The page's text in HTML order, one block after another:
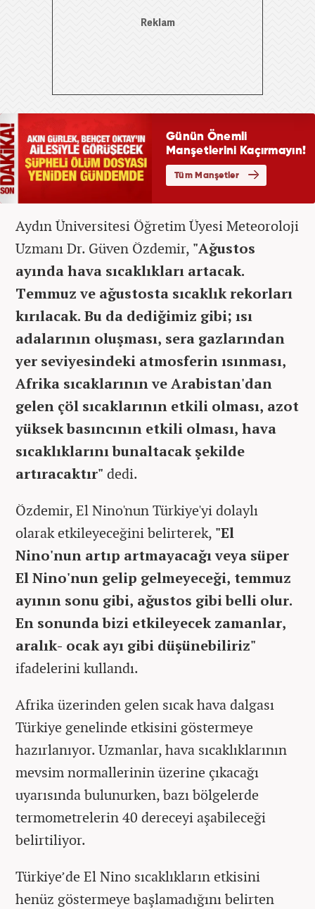
Aydın Üniversitesi Öğretim Üyesi Meteoroloji
Uzmanı Dr. Güven Özdemir, "Ağustos
ayında hava sıcaklıkları artacak.
Temmuz ve ağustosta sıcaklık rekorları
kırılacak. Bu da dediğimiz gibi; ısı
adalarının oluşması, sera gazlarından
yer seviyesindeki atmosferin ısınması,
Afrika sıcaklarının ve Arabistan'dan
gelen çöl sıcaklarının etkili olması, azot
yüksek basıncının etkili olması, hava
sıcaklıklarını bunaltacak şekilde
artıracaktır" dedi.
Özdemir, El Nino'nun Türkiye'yi dolaylı
olarak etkileyeceğini belirterek, "El
Nino'nun artıp artmayacağı veya süper
El Nino'nun gelip gelmeyeceği, temmuz
ayının sonu gibi, ağustos gibi belli olur.
En sonunda bizi etkileyecek zamanlar,
aralık- ocak ayı gibi düşünebiliriz"
ifadelerini kullandı.
Afrika üzerinden gelen sıcak hava dalgası
Türkiye genelinde etkisini göstermeye
hazırlanıyor. Uzmanlar, hava sıcaklıklarının
mevsim normallerinin üzerine çıkacağı
uyarısında bulunurken, bazı bölgelerde
termometrelerin 40 dereceyi aşabileceği
belirtiliyor.
Türkiye’de El Nino sıcaklıkların etkisini
henüz göstermeye başlamadığını belirten